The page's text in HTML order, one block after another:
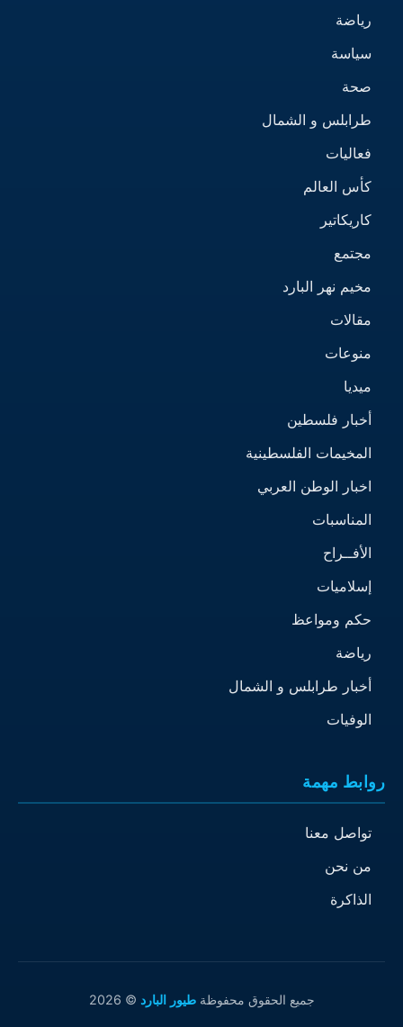
رياضة
سياسة
صحة
طرابلس و الشمال
فعاليات
كأس العالم
كاريكاتير
مجتمع
مخيم نهر البارد
مقالات
منوعات
ميديا
أخبار فلسطين
المخيمات الفلسطينية
اخبار الوطن العربي
المناسبات
الأفــراح
إسلاميات
حكم ومواعظ
رياضة
أخبار طرابلس و الشمال
الوفيات
روابط مهمة
تواصل معنا
من نحن
الذاكرة
جميع الحقوق محفوظةطيور البارد © 2026